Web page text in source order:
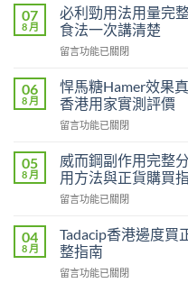
07
8 月
必利勁用法用量完
食法一次講清楚
在
利
勁
用
法
量
完
整
教
幾
時
食
留言功能已關閉
06
8 月
悍馬糖Hamer效果
香港用家實測評價
在
馬
糖
Hamer
效
真
相：
有
用
留言功能已關閉
05
8 月
威而鋼副作用完整
用方法與正貨購買
在
而
鋼
副
作
留言功能已關閉
04
8 月
Tadacip香港邊度買
整指南
在
留言功能已關閉